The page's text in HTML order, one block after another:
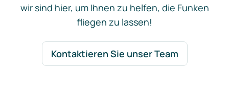
wir sind hier, um Ihnen zu helfen, die Funken
fliegen zu lassen!
Kontaktieren Sie unser Team